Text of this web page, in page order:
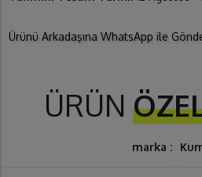
Ürünü Arkadaşına WhatsApp ile
ÜRÜN
marka :